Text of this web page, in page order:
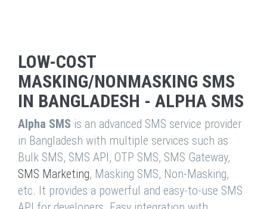
LOW-COST
MASKING/NONMASKING SMS
IN BANGLADESH - ALPHA SMS
Alpha SMS is an advanced SMS service provider
in Bangladesh with multiple services such as
Bulk SMS, SMS API, OTP SMS, SMS Gateway,
SMS Marketing, Masking SMS, Non-Masking,
etc. It provides a powerful and easy-to-use SMS